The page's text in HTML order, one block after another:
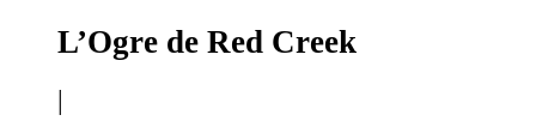
L’Ogre de Red Creek
|